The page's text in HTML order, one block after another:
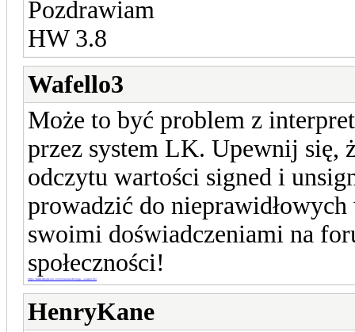
Pozdrawiam
HW 3.8
Wafello3
Może to być problem z
przez system LK. Upewnij się,
odczytu wartości signed i
prowadzić do
swoimi doświadczeniami na
społeczności!
https://www.twojdzien.com/miasta/obsluga...-oswiecim/
HenryKane